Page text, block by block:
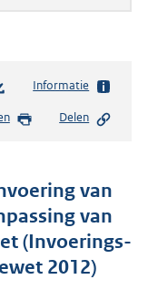
Informatie
Delen
van
van
(Invoerings-
2012)